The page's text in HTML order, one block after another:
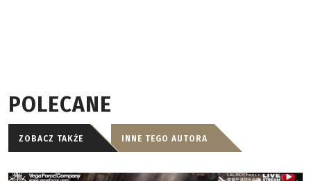
POLECANE
ZOBACZ TAKŻE INNE TEGO AUTORA